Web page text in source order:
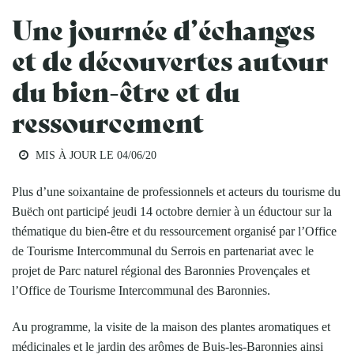
Une journée d’échanges
et de découvertes autour
du bien-être et du
ressourcement
MIS À JOUR LE 04/06/20
Plus d’une soixantaine de professionnels et acteurs du tourisme du
Buëch ont participé jeudi 14 octobre dernier à un éductour sur la
thématique du bien-être et du ressourcement organisé par l’Office
de Tourisme Intercommunal du Serrois en partenariat avec le
projet de Parc naturel régional des Baronnies Provençales et
l’Office de Tourisme Intercommunal des Baronnies.
Au programme, la visite de la maison des plantes aromatiques et
médicinales et le jardin des arômes de Buis-les-Baronnies ainsi